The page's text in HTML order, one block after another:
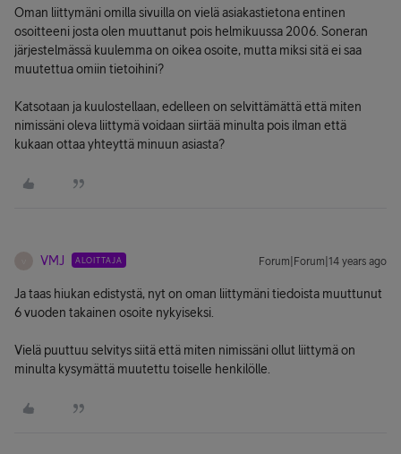
Oman liittymäni omilla sivuilla on vielä asiakastietona entinen
osoitteeni josta olen muuttanut pois helmikuussa 2006. Soneran
järjestelmässä kuulemma on oikea osoite, mutta miksi sitä ei saa
muutettua omiin tietoihini?
Katsotaan ja kuulostellaan, edelleen on selvittämättä että miten
nimissäni oleva liittymä voidaan siirtää minulta pois ilman että
kukaan ottaa yhteyttä minuun asiasta?
VMJ ALOITTAJA Forum|Forum|14 years ago
Ja taas hiukan edistystä, nyt on oman liittymäni tiedoista muuttunut
6 vuoden takainen osoite nykyiseksi.
Vielä puuttuu selvitys siitä että miten nimissäni ollut liittymä on
minulta kysymättä muutettu toiselle henkilölle.